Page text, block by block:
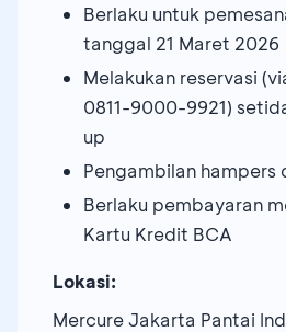
Berlaku untuk
tanggal 21 Maret 2026
Melakukan reservasi
0811-9000-9921)
up
Pengambilan hampers
Berlaku pembayaran
Kartu Kredit BCA
Lokasi:
Mercure Jakarta Pantai